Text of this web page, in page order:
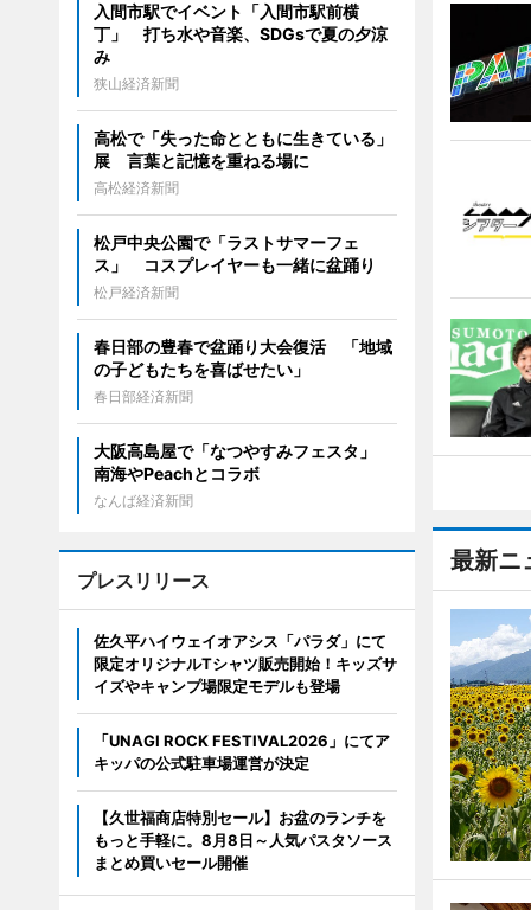
最新ニ
入間市駅でイベント「入間市駅前横
丁」 打ち水や音楽、SDGsで夏の夕涼
み
狭山経済新聞
高松で「失った命とともに生きている」
展 言葉と記憶を重ねる場に
高松経済新聞
松戸中央公園で「ラストサマーフェ
ス」 コスプレイヤーも一緒に盆踊り
松戸経済新聞
春日部の豊春で盆踊り大会復活 「地域
の子どもたちを喜ばせたい」
春日部経済新聞
大阪高島屋で「なつやすみフェスタ」
南海やPeachとコラボ
なんば経済新聞
プレスリリース
佐久平ハイウェイオアシス「パラダ」にて
限定オリジナルTシャツ販売開始！キッズサ
イズやキャンプ場限定モデルも登場
「UNAGI ROCK FESTIVAL2026」にてア
キッパの公式駐車場運営が決定
【久世福商店特別セール】お盆のランチを
もっと手軽に。8月8日～人気パスタソース
まとめ買いセール開催